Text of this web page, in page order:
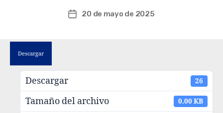
20 de mayo de 2025
Descargar
Descargar 26
Tamaño del archivo 0.00 KB